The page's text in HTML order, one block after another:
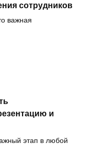
сотрудников
важная
и
этап в любой